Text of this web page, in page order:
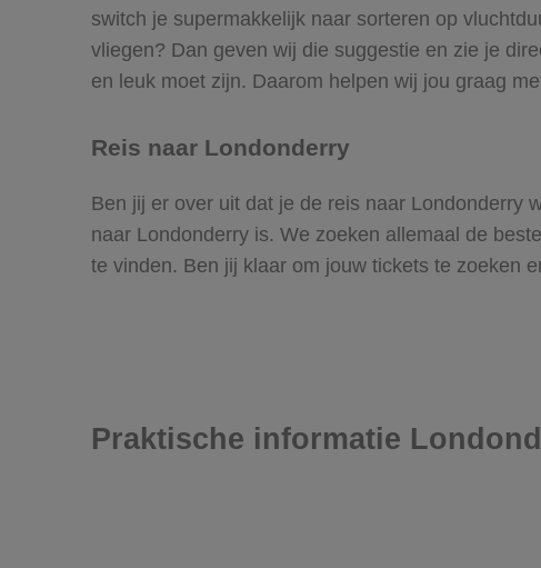
switch je supermakkelijk naar sorteren op
vliegen? Dan geven wij die suggestie en zie je
en leuk moet zijn. Daarom helpen wij jou graag
Reis naar Londonderry
Ben jij er over uit dat je de reis naar Londonderry
naar Londonderry is. We zoeken allemaal de
te vinden. Ben jij klaar om jouw tickets te zoeken
Praktische informatie